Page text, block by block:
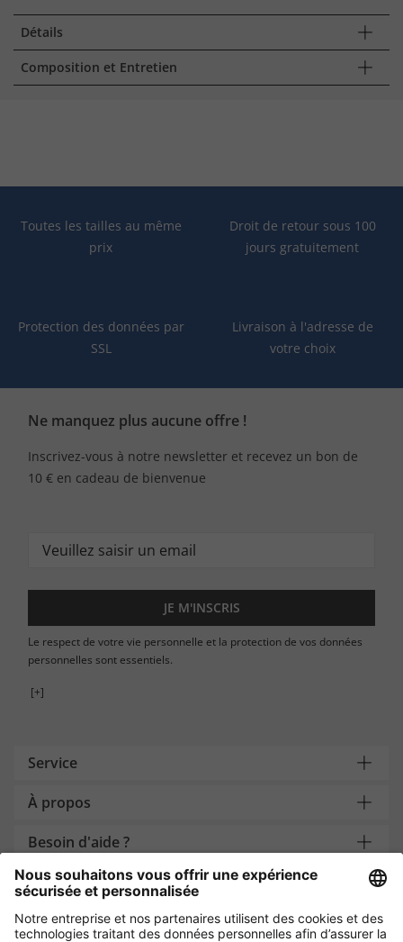
Détails
Composition et Entretien
Toutes les tailles au même
prix
Droit de retour sous 100
jours gratuitement
Protection des données par
SSL
Livraison à l'adresse de
votre choix
Ne manquez plus aucune offre !
Inscrivez-vous à notre newsletter et recevez un bon de
10 € en cadeau de bienvenue
JE M'INSCRIS
Le respect de votre vie personnelle et la protection de vos données
personnelles sont essentiels.
[+]
Service
À propos
Besoin d'aide ?
Payment and Delivery